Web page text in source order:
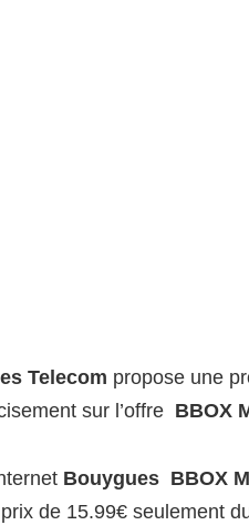
Telecom propose une
sur l’offre BBOX
Bouygues BBOX
de 15.99€ seulement